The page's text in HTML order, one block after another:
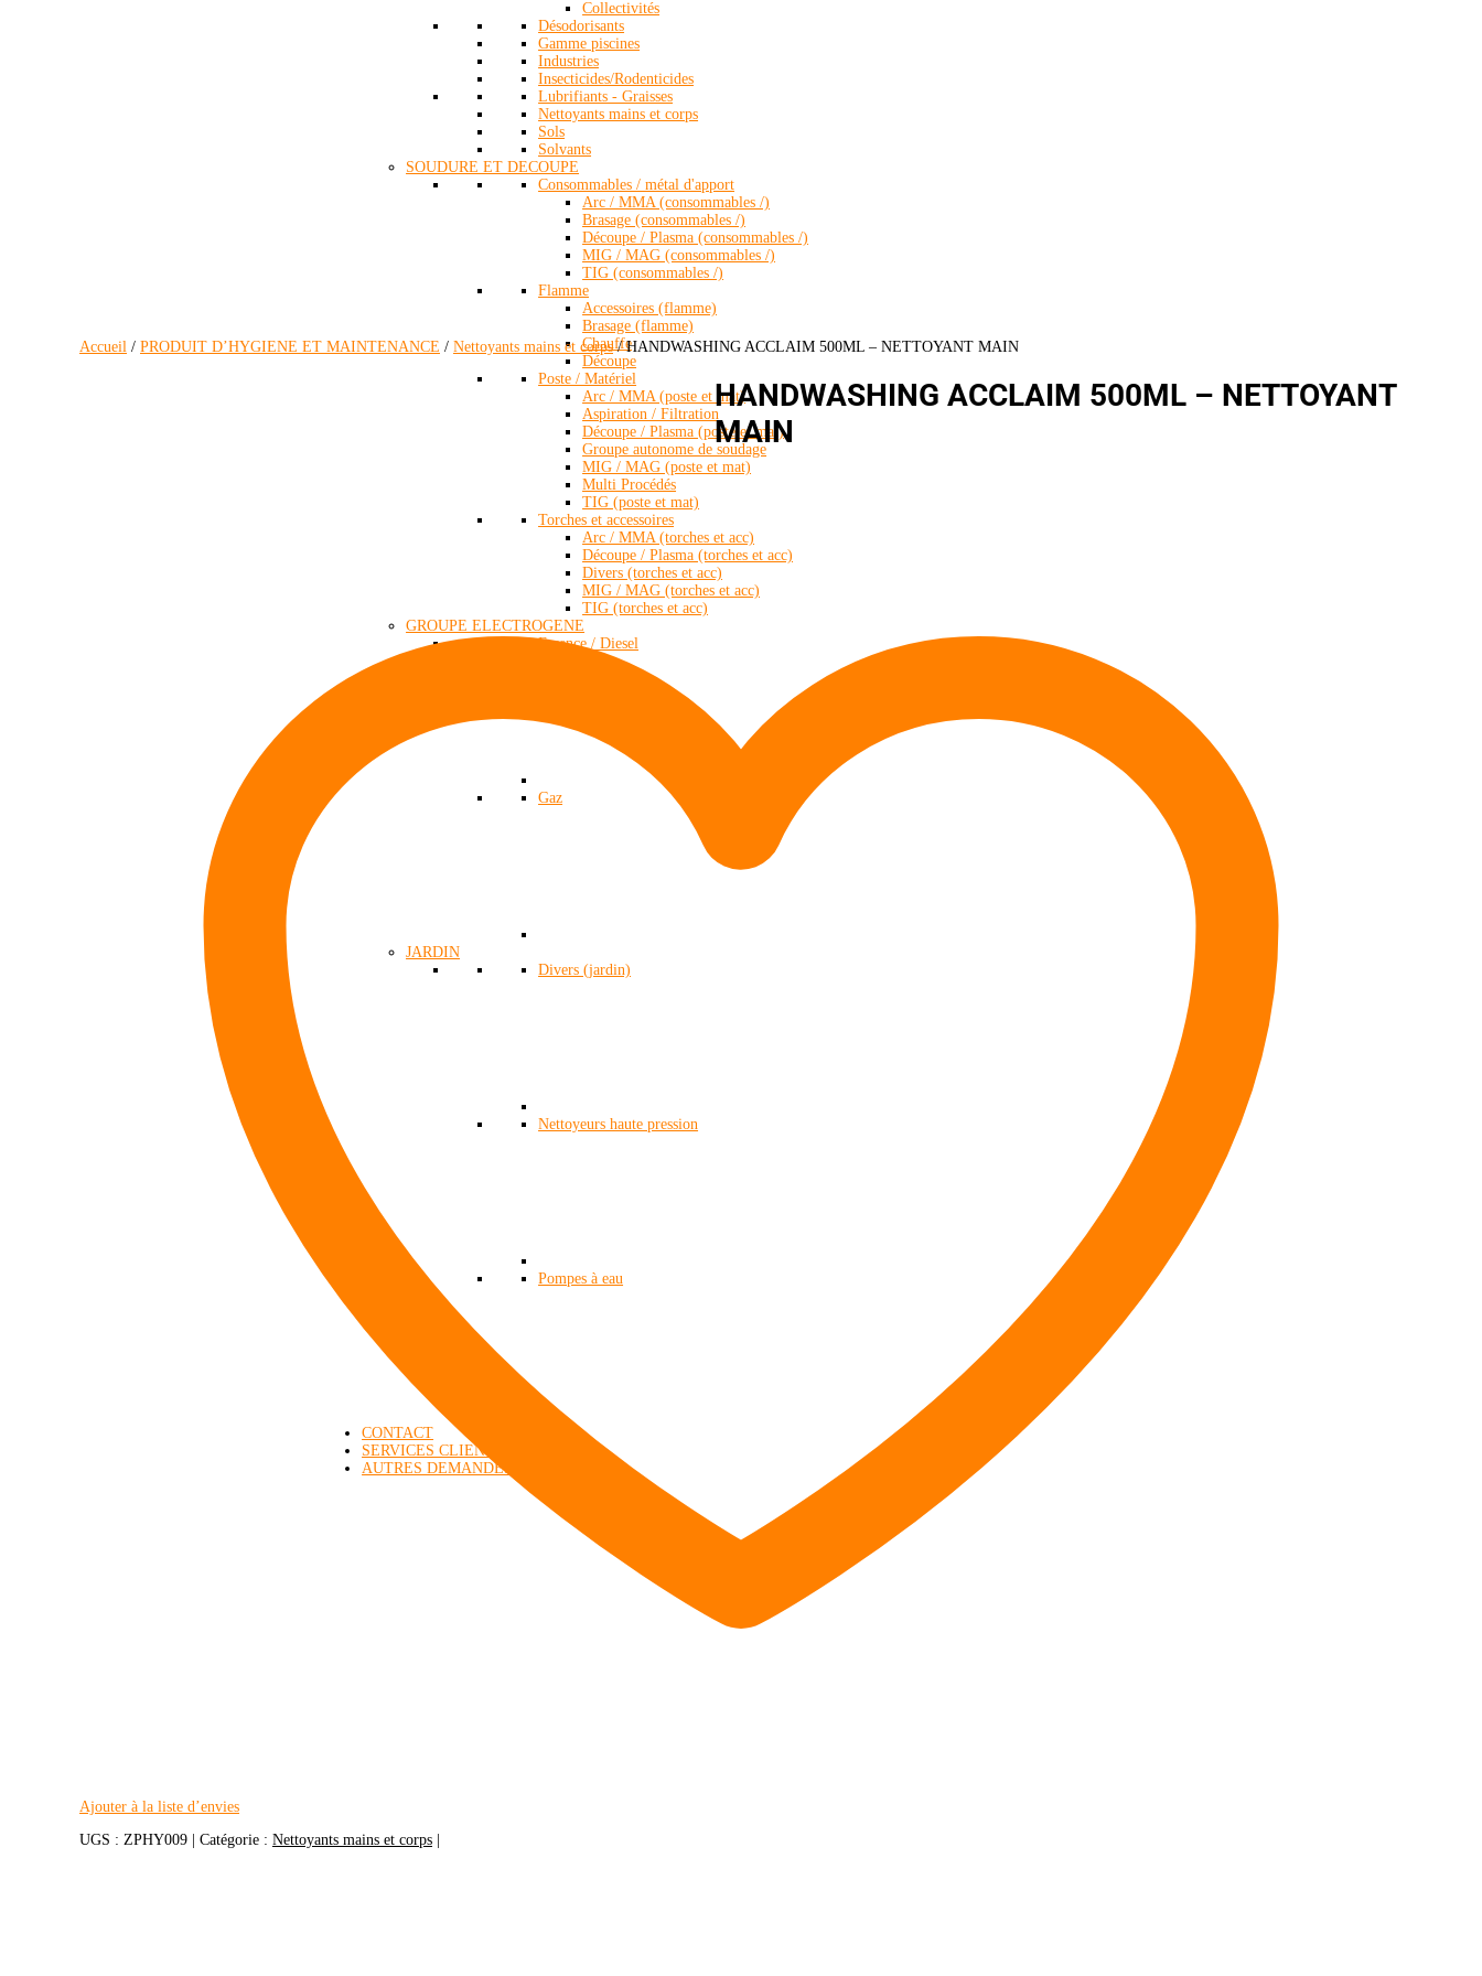
Collectivités
Désodorisants
Gamme piscines
Industries
Insecticides/Rodenticides
Lubrifiants - Graisses
Nettoyants mains et corps
Sols
Solvants
SOUDURE ET DECOUPE
Consommables / métal d'apport
Arc / MMA (consommables /)
Brasage (consommables /)
Découpe / Plasma (consommables /)
MIG / MAG (consommables /)
TIG (consommables /)
Flamme
Accessoires (flamme)
Brasage (flamme)
Chauffe
Découpe
Poste / Matériel
Arc / MMA (poste et mat)
Aspiration / Filtration
Découpe / Plasma (poste et mat)
Groupe autonome de soudage
MIG / MAG (poste et mat)
Multi Procédés
TIG (poste et mat)
Torches et accessoires
Arc / MMA (torches et acc)
Découpe / Plasma (torches et acc)
Divers (torches et acc)
MIG / MAG (torches et acc)
TIG (torches et acc)
GROUPE ELECTROGENE
Essence / Diesel
Gaz
JARDIN
Divers (jardin)
Nettoyeurs haute pression
Pompes à eau
CONTACT
SERVICES CLIENTS
AUTRES DEMANDES
Accueil / PRODUIT D’HYGIENE ET MAINTENANCE / Nettoyants mains et corps/ HANDWASHING ACCLAIM 500ML – NETTOYANT MAIN
HANDWASHING ACCLAIM 500ML – NETTOYANT
MAIN
Ajouter à la liste d’envies
UGS : ZPHY009 Catégorie : Nettoyants mains et corps